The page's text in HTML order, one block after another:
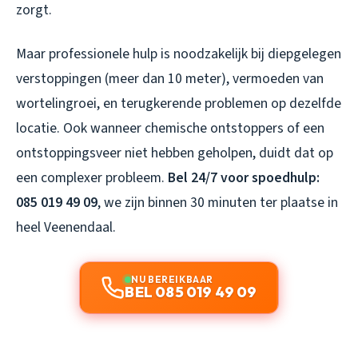
zorgt.
Maar professionele hulp is noodzakelijk bij diepgelegen
verstoppingen (meer dan 10 meter), vermoeden van
wortelingroei, en terugkerende problemen op dezelfde
locatie. Ook wanneer chemische ontstoppers of een
ontstoppingsveer niet hebben geholpen, duidt dat op
een complexer probleem. Bel 24/7 voor spoedhulp:
085 019 49 09, we zijn binnen 30 minuten ter plaatse in
heel Veenendaal.
NU BEREIKBAAR
BEL 085 019 49 09